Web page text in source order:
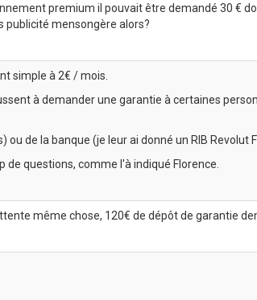
premium il pouvait être demandé 30 €
publicité mensongère alors?
simple à 2€ / mois.
à demander une garantie à certaines
de la banque (je leur ai donné un RIB Revolut
questions, comme l'à indiqué Florence.
même chose, 120€ de dépôt de garantie